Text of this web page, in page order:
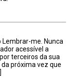
me. Nunca
acessível a
terceiros da sua
próxima vez que